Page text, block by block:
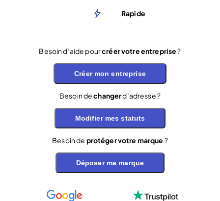
Rapide
Besoin d’aide pourcréer votre entreprise?
Créer mon entreprise
Besoin dechangerd’adresse ?
Modifier mes statuts
Besoin de protéger votre marque ?
Déposer ma marque